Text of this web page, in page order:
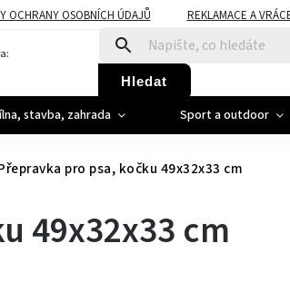
OCHRANY OSOBNÍCH ÚDAJŮ REKLAMACE A
Hledat
stavba, zahrada Sport a outdoor
pro psa, kočku 49x32x33 cm
49x32x33 cm